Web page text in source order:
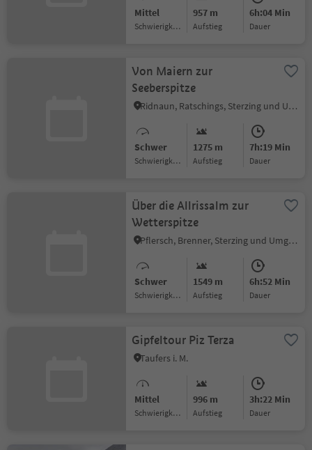
Mittel
Schwierigkeitsgrad
957 m
Aufstieg
6h:04 Min
Dauer
Von Maiern zur
Seeberspitze
Ridnaun, Ratschings, Sterzing und Umgebung
Schwer
Schwierigkeitsgrad
1275 m
Aufstieg
7h:19 Min
Dauer
Über die Allrissalm zur
Wetterspitze
Pflersch, Brenner, Sterzing und Umgebung
Schwer
Schwierigkeitsgrad
1549 m
Aufstieg
6h:52 Min
Dauer
Gipfeltour Piz Terza
Taufers i. M.
Mittel
Schwierigkeitsgrad
996 m
Aufstieg
3h:22 Min
Dauer